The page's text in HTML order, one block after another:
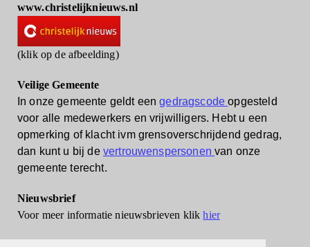
www.christelijknieuws.nl
(klik op de afbeelding)
Veilige Gemeente
In onze gemeente geldt eengedragscodeopgesteld
voor alle medewerkers en vrijwilligers. Hebt u een
opmerking of klacht ivm grensoverschrijdend gedrag,
dan kunt u bij de vertrouwenspersonenvan onze
gemeente terecht.
Nieuwsbrief
Voor meer informatie nieuwsbrieven klikhier